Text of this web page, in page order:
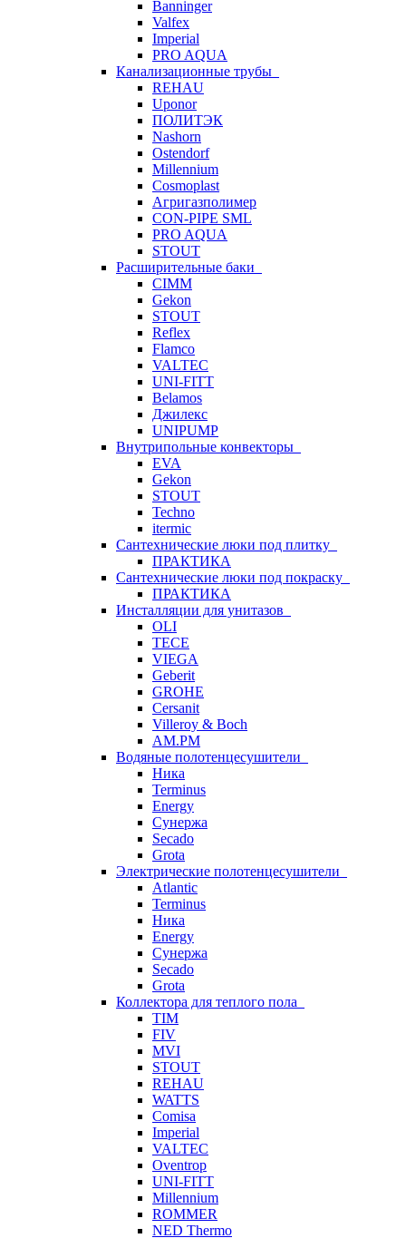
Banninger
Valfex
Imperial
PRO AQUA
Канализационные трубы
REHAU
Uponor
ПОЛИТЭК
Nashorn
Ostendorf
Millennium
Cosmoplast
Агригазполимер
CON-PIPE SML
PRO AQUA
STOUT
Расширительные баки
CIMM
Gekon
STOUT
Reflex
Flamco
VALTEC
UNI-FITT
Belamos
Джилекс
UNIPUMP
Внутрипольные конвекторы
EVA
Gekon
STOUT
Techno
itermic
Сантехнические люки под плитку
ПРАКТИКА
Сантехнические люки под покраску
ПРАКТИКА
Инсталляции для унитазов
OLI
TECE
VIEGA
Geberit
GROHE
Cersanit
Villeroy & Boch
AM.PM
Водяные полотенцесушители
Ника
Terminus
Energy
Сунержа
Secado
Grota
Электрические полотенцесушители
Atlantic
Terminus
Ника
Energy
Сунержа
Secado
Grota
Коллектора для теплого пола
TIM
FIV
MVI
STOUT
REHAU
WATTS
Comisa
Imperial
VALTEC
Oventrop
UNI-FITT
Millennium
ROMMER
NED Thermo